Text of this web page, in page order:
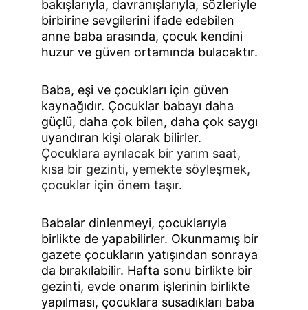
bakışlarıyla, davranışlarıyla, sözleriyle
birbirine sevgilerini ifade edebilen
anne baba arasında, çocuk kendini
huzur ve güven ortamında bulacaktır.
Baba, eşi ve çocukları için güven
kaynağıdır. Çocuklar babayı daha
güçlü, daha çok bilen, daha çok saygı
uyandıran kişi olarak bilirler.
Çocuklara ayrılacak bir yarım saat,
kısa bir gezinti, yemekte söyleşmek,
çocuklar için önem taşır.
Babalar dinlenmeyi, çocuklarıyla
birlikte de yapabilirler. Okunmamış bir
gazete çocukların yatışından sonraya
da bırakılabilir. Hafta sonu birlikte bir
gezinti, evde onarım işlerinin birlikte
yapılması, çocuklara susadıkları baba